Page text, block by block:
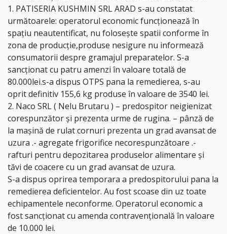
1. PATISERIA KUSHMIN SRL ARAD s-au constatat
următoarele: operatorul economic funcționează în
spațiu neautentificat, nu folosește spatii conforme în
zona de producție,produse nesigure nu informează
consumatorii despre gramajul preparatelor. S-a
sancționat cu patru amenzi în valoare totală de
80.000lei.s-a dispus OTPS pana la remedierea, s-au
oprit definitiv 155,6 kg produse în valoare de 3540 lei.
2. Naco SRL ( Nelu Brutaru ) – predospitor neigienizat
corespunzător și prezenta urme de rugina. – pânză de
la mașină de rulat cornuri prezenta un grad avansat de
uzura .- agregate frigorifice necorespunzătoare .-
rafturi pentru depozitarea produselor alimentare și
tăvi de coacere cu un grad avansat de uzura.
S-a dispus oprirea temporara a predospitorului pana la
remedierea deficientelor. Au fost scoase din uz toate
echipamentele neconforme. Operatorul economic a
fost sancționat cu amenda contravențională în valoare
de 10.000 lei.